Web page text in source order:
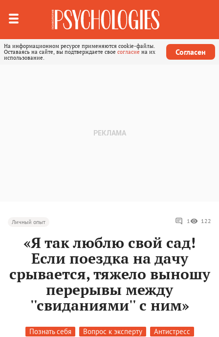
На информационном ресурсе применяются cookie-файлы.
Оставаясь на сайте, вы подтверждаете свое согласие на их
использование.
Согласен
Личный опыт 1 122
«Я так люблю свой сад!
Если поездка на дачу
срывается, тяжело выношу
перерывы между
''свиданиями'' с ним»
Познать себя Вопрос к эксперту Антистресс